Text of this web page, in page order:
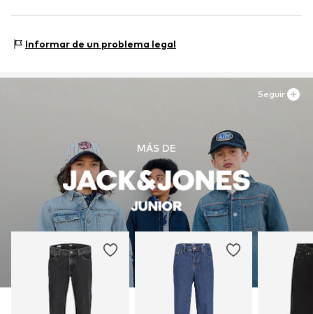
22457 Hamburg
www.bestseller.com
Informar de un problema legal
MÁS DE
Seguir